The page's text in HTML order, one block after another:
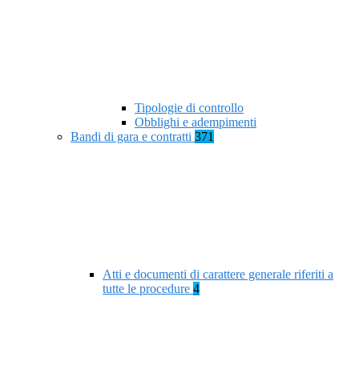
Tipologie di controllo
Obblighi e adempimenti
Bandi di gara e contratti 371
Atti e documenti di carattere generale riferiti a
tutte le procedure 4